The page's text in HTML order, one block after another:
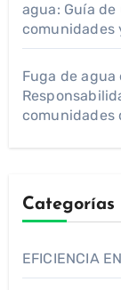
agua: Guía
comunidades
Fuga de
comunidades
Categorías
EFICIENCIA